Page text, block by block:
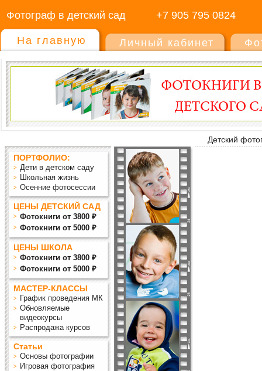
Фотограф в детский сад +7 905 795 0824
На главную Личный кабинет
Детский
ПОРТФОЛИО:
Дети в детском саду
Школьная жизнь
Осенние фотосессии
ЦЕНЫ ДЕТСКИЙ САД
Фотокниги от 3800 ₽
Фотокниги от 5000 ₽
ЦЕНЫ ШКОЛА
Фотокниги от 3800 ₽
Фотокниги от 5000 ₽
МАСТЕР-КЛАССЫ
График проведения МК
Обновляемые
видеокурсы
Распродажа курсов
Статьи
Основы фотографии
Игровая фотография